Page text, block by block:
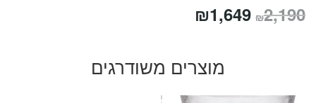
₪2,190 המחיר
היה:
₪1,649
הוא:
מוצרים משודרגים